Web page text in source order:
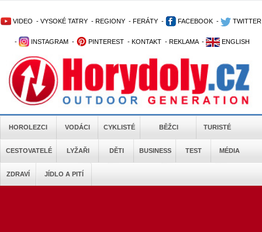
VIDEO - VYSOKÉ TATRY - REGIONY - FERÁTY - FACEBOOK - TWITTER
- INSTAGRAM - PINTEREST - KONTAKT - REKLAMA - ENGLISH
HOROLEZCI VODÁCI CYKLISTÉ BĚŽCI TURISTÉ
CESTOVATELÉ LYŽAŘI DĚTI BUSINESS TEST MÉDIA
ZDRAVÍ JÍDLO A PITÍ